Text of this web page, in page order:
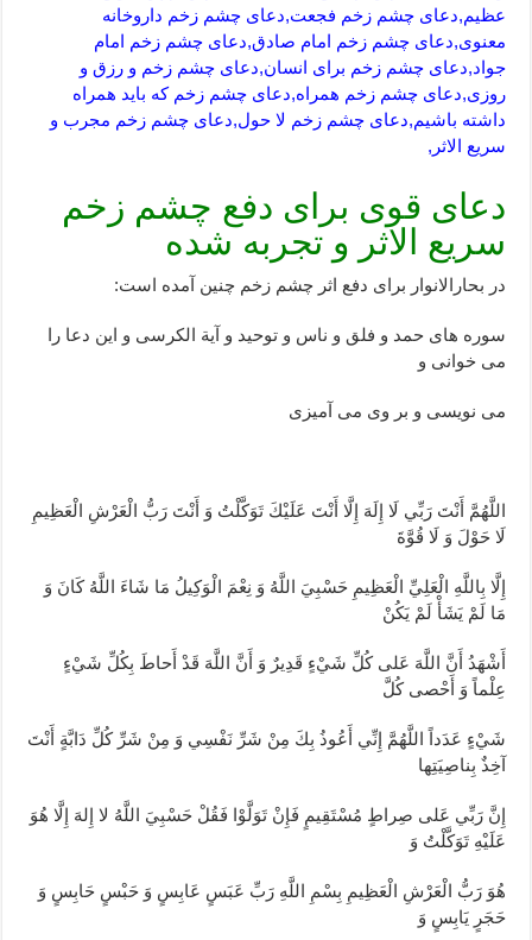
عظیم,دعای چشم زخم فجعت,دعای چشم زخم داروخانه
معنوی,دعای چشم زخم امام صادق,دعای چشم زخم امام
جواد,دعای چشم زخم برای انسان,دعای چشم زخم و رزق و
روزی,دعای چشم زخم همراه,دعای چشم زخم که باید همراه
داشته باشیم,دعای چشم زخم لا حول,دعای چشم زخم مجرب و
سریع الاثر,
دعای قوی برای دفع چشم زخم
سریع الاثر و تجربه شده
در بحارالانوار برای دفع اثر چشم زخم چنین آمده است:
سوره های حمد و فلق و ناس و توحید و آیة الکرسی و این دعا را
می خوانی و
می نویسی و بر وی می آمیزی
اللَّهُمَّ أَنْتَ رَبِّي لَا إِلَهَ إِلَّا أَنْتَ عَلَيْكَ تَوَكَّلْتُ وَ أَنْتَ رَبُّ الْعَرْشِ الْعَظِيمِ
لَا حَوْلَ وَ لَا قُوَّةَ
إِلَّا بِاللَّهِ الْعَلِيِّ الْعَظِيمِ حَسْبِيَ اللَّهُ وَ نِعْمَ الْوَكِيلُ مَا شَاءَ اللَّهُ كَانَ وَ
مَا لَمْ يَشَأْ لَمْ يَكُنْ
أَشْهَدُ أَنَّ اللَّهَ عَلى‏ كُلِّ شَيْ‏ءٍ قَدِيرٌ وَ أَنَّ اللَّهَ قَدْ أَحاطَ بِكُلِّ شَيْ‏ءٍ
عِلْماً وَ أَحْصى‏ كُلَّ
شَيْ‏ءٍ عَدَداً اللَّهُمَّ إِنِّي أَعُوذُ بِكَ مِنْ شَرِّ نَفْسِي وَ مِنْ شَرِّ كُلِّ دَابَّةٍ أَنْتَ
آخِذٌ بِناصِيَتِها
إِنَّ رَبِّي عَلى‏ صِراطٍ مُسْتَقِيمٍ فَإِنْ تَوَلَّوْا فَقُلْ حَسْبِيَ اللَّهُ لا إِلهَ إِلَّا هُوَ
عَلَيْهِ تَوَكَّلْتُ وَ
هُوَ رَبُّ الْعَرْشِ الْعَظِيمِ بِسْمِ اللَّهِ رَبِّ عَبَسٍ عَابِسٍ وَ حَبْسٍ حَابِسٍ وَ
حَجَرٍ يَابِسٍ وَ